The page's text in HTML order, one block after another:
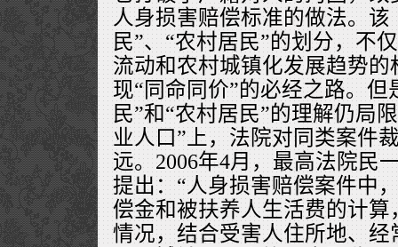
人身损害赔偿标准的做法。
民”、“农村居民”的划分，不
流动和农村城镇化发展趋势
现“同命同价”的必经之路。但
民”和“农村居民”的理解仍局
业人口”上，法院对同类案件
远。2006年4月，最高法院民
提出：“人身损害赔偿案件中
偿金和被扶养人生活费的计
情况，结合受害人住所地、